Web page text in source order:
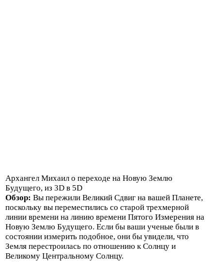
Архангел Михаил о переходе на Новую Землю
Будущего, из 3D в 5D
Обзор: Вы пережили Великий Сдвиг на вашей Планете,
поскольку вы переместились со старой трехмерной
линии времени на линию времени Пятого Измерения на
Новую Землю Будущего. Если бы ваши ученые были в
состоянии измерить подобное, они бы увидели, что
Земля перестроилась по отношению к Солнцу и
Великому Центральному Солнцу.